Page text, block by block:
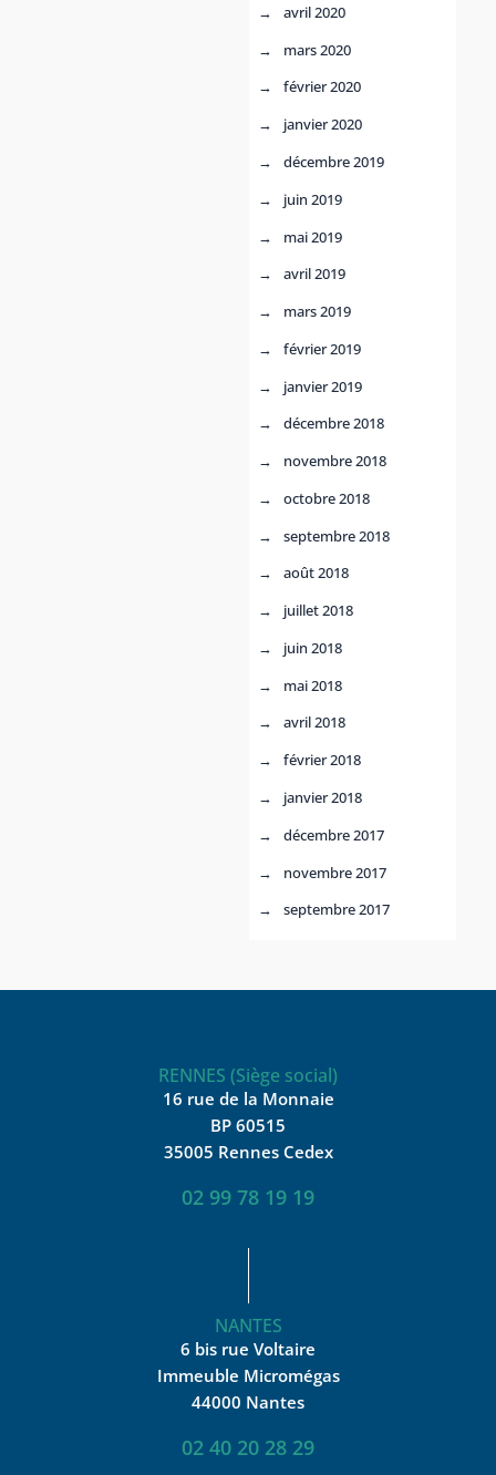
avril 2020
mars 2020
février 2020
janvier 2020
décembre 2019
juin 2019
mai 2019
avril 2019
mars 2019
février 2019
janvier 2019
décembre 2018
novembre 2018
octobre 2018
septembre 2018
août 2018
juillet 2018
juin 2018
mai 2018
avril 2018
février 2018
janvier 2018
décembre 2017
novembre 2017
septembre 2017
RENNES (Siège social)
16 rue de la Monnaie
BP 60515
35005 Rennes Cedex
02 99 78 19 19
NANTES
6 bis rue Voltaire
Immeuble Micromégas
44000 Nantes
02 40 20 28 29